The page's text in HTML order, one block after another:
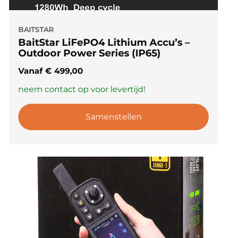
BAITSTAR
BaitStar LiFePO4 Lithium Accu’s –
Outdoor Power Series (IP65)
Vanaf € 499,00
neem contact op voor levertijd!
Samenstellen